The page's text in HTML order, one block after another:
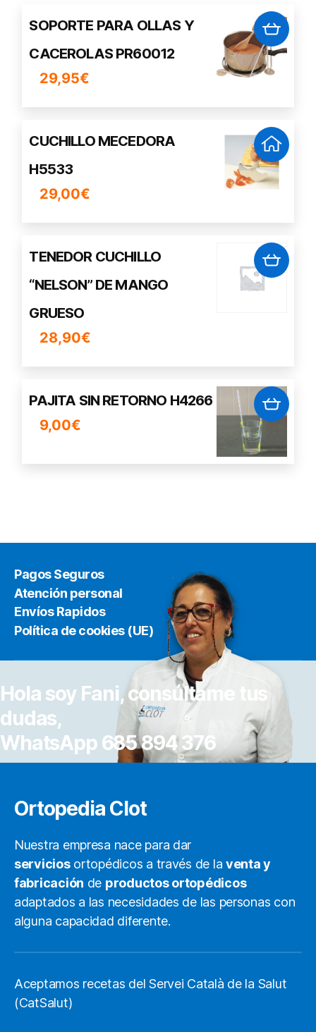
SOPORTE PARA OLLAS Y
CACEROLAS PR60012
29,95€
CUCHILLO MECEDORA
H5533
29,00€
TENEDOR CUCHILLO
“NELSON” DE MANGO
GRUESO
28,90€
PAJITA SIN RETORNO H4266
9,00€
Pagos Seguros
Atención personal
Envíos Rapidos
Política de cookies (UE)
Hola soy Fani, consúltame tus
dudas,
WhatsApp 685 894 376
Ortopedia Clot
Nuestra empresa nace para dar
serviciosortopédicos a través de laventa y
fabricación de productos ortopédicos
adaptados a las necesidades de las personas con
alguna capacidad diferente.
Aceptamos recetas del Servei Català de la Salut
(CatSalut)